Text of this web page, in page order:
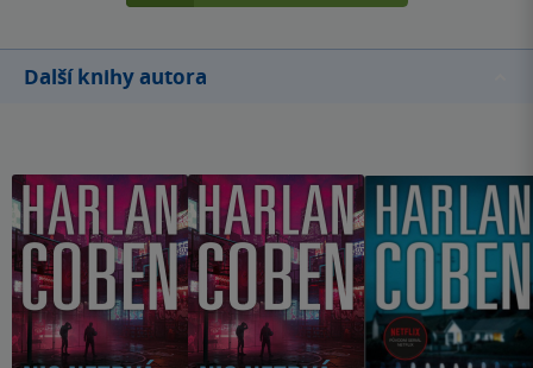
Další knihy autora